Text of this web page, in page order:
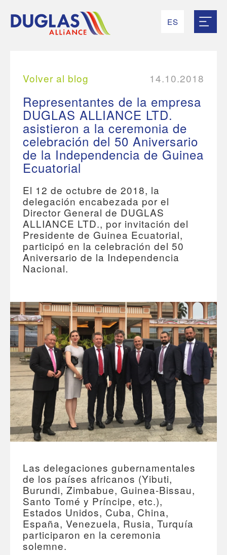
ES
Volver al blog 14.10.2018
Representantes de la empresa
DUGLAS ALLIANCE LTD.
asistieron a la ceremonia de
celebración del 50 Aniversario
de la Independencia de Guinea
Ecuatorial
El 12 de octubre de 2018, la
delegación encabezada por el
Director General de DUGLAS
ALLIANCE LTD., por invitación del
Presidente de Guinea Ecuatorial,
participó en la celebración del 50
Aniversario de la Independencia
Nacional.
Las delegaciones gubernamentales
de los países africanos (Yibuti,
Burundi, Zimbabue, Guinea-Bissau,
Santo Tomé y Príncipe, etc.),
Estados Unidos, Cuba, China,
España, Venezuela, Rusia, Turquía
participaron en la ceremonia
solemne.